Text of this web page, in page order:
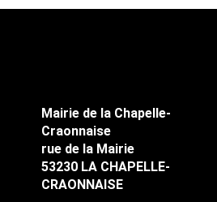
Mairie de la Chapelle-
Craonnaise
rue de la Mairie
53230 LA CHAPELLE-
CRAONNAISE